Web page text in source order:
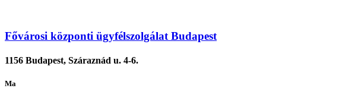
Fővárosi központi ügyfélszolgálat Budapest
1156 Budapest, Száraznád u. 4-6.
Ma